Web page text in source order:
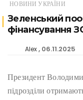
НОВИНИ УКРАЇНИ
Зеленський
фінансування
Alex 06.11.2025
Президент
підрозділи